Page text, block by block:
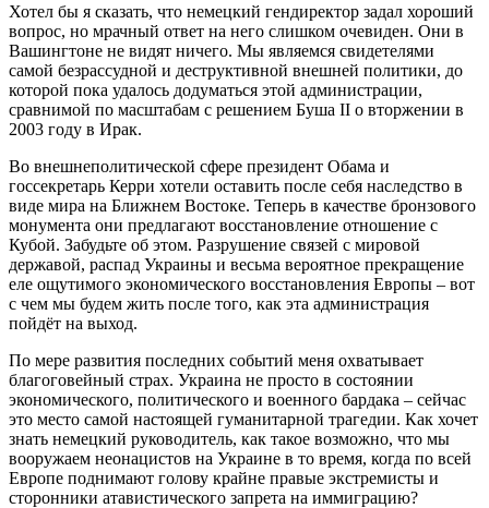
Хотел бы я сказать, что немецкий гендиректор задал хороший
вопрос, но мрачный ответ на него слишком очевиден. Они в
Вашингтоне не видят ничего. Мы являемся свидетелями
самой безрассудной и деструктивной внешней политики, до
которой пока удалось додуматься этой администрации,
сравнимой по масштабам с решением Буша II о вторжении в
2003 году в Ирак.
Во внешнеполитической сфере президент Обама и
госсекретарь Керри хотели оставить после себя наследство в
виде мира на Ближнем Востоке. Теперь в качестве бронзового
монумента они предлагают восстановление отношение с
Кубой. Забудьте об этом. Разрушение связей с мировой
державой, распад Украины и весьма вероятное прекращение
еле ощутимого экономического восстановления Европы – вот
с чем мы будем жить после того, как эта администрация
пойдёт на выход.
По мере развития последних событий меня охватывает
благоговейный страх. Украина не просто в состоянии
экономического, политического и военного бардака – сейчас
это место самой настоящей гуманитарной трагедии. Как хочет
знать немецкий руководитель, как такое возможно, что мы
вооружаем неонацистов на Украине в то время, когда по всей
Европе поднимают голову крайне правые экстремисты и
сторонники атавистического запрета на иммиграцию?